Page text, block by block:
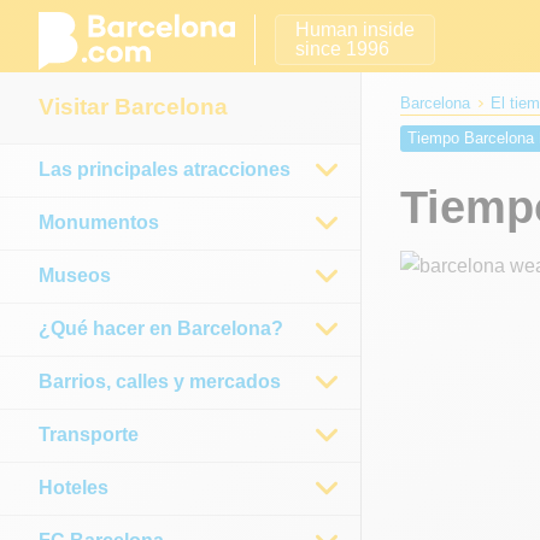
Human inside
since 1996
Barcelona El
Tiempo Barcelona
Tiempo Barcelona
Visitar Barcelona
Las principales atracciones
Monumentos
Museos
¿Qué hacer en Barcelona?
Barrios, calles y mercados
Transporte
Hoteles